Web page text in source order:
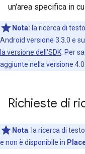
un'area specifica in
Nota: la ricerca di
Android versione 3.3.0 e
la versione dell'SDK . Per
aggiunte nella versione
Richieste di
Nota: la ricerca di
e non è disponibile in